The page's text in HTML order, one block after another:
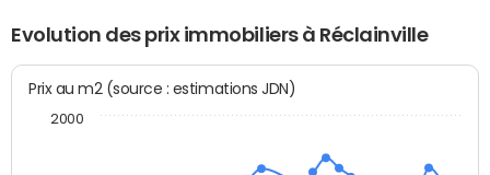
Evolution des prix immobiliers à Réclainville
Prix au m2 (source : estimations JDN)
2000